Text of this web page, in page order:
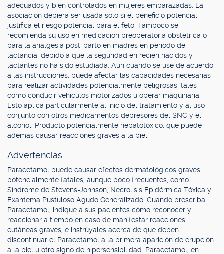
adecuados y bien controlados en mujeres embarazadas. La
asociación debiera ser usada sólo si el beneficio potencial
justifica el riesgo potencial para el feto. Tampoco se
recomienda su uso en medicación preoperatoria obstétrica o
para la analgesia post-parto en madres en período de
lactancia, debido a que la seguridad en recién nacidos y
lactantes no ha sido estudiada. Aún cuando se use de acuerdo
a las instrucciones, puede afectar las capacidades necesarias
para realizar actividades potencialmente peligrosas, tales
como conducir vehículos motorizados u operar maquinaria.
Esto aplica particularmente al inicio del tratamiento y al uso
conjunto con otros medicamentos depresores del SNC y el
alcohol. Producto potencialmente hepatotóxico, que puede
además causar reacciones graves a la piel.
Advertencias.
Paracetamol puede causar efectos dermatológicos graves
potencialmente fatales, aunque poco frecuentes, como
Síndrome de Stevens-Johnson, Necrolisis Epidérmica Tóxica y
Exantema Pustuloso Agudo Generalizado. Cuando prescriba
Paracetamol, indique a sus pacientes cómo reconocer y
reaccionar a tiempo en caso de manifestar reacciones
cutáneas graves, e instrúyales acerca de que deben
discontinuar el Paracetamol a la primera aparición de erupción
a la piel u otro signo de hipersensibilidad. Paracetamol, en